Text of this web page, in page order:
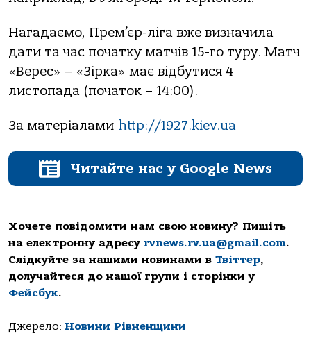
Нагадаємо, Прем’єр-ліга вже визначила
дати та час початку матчів 15-го туру. Матч
«Верес» – «Зірка» має відбутися 4
листопада (початок – 14:00).
За матеріалами http://1927.kiev.ua
Читайте нас у Google News
Хочете повідомити нам свою новину? Пишіть
на електронну адресу rvnews.rv.ua@gmail.com.
Слідкуйте за нашими новинами в Твіттер,
долучайтеся до нашої групи і сторінки у
Фейсбук.
Джерело: Новини Рівненщини